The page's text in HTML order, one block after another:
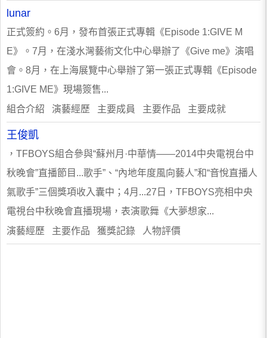
lunar
正式簽約。6月，發布首張正式專輯《Episode 1:GIVE M
E》。7月，在淺水灣藝術文化中心舉辦了《Give me》演唱
會。8月，在上海展覽中心舉辦了第一張正式專輯《Episode
1:GIVE ME》現場簽售...
組合介紹 演藝經歷 主要成員 主要作品 主要成就
王俊凱
，TFBOYS組合參與“蘇州月·中華情——2014中央電視台中
秋晚會”直播節目...歌手”、“內地年度風向藝人”和“音悅直播人
氣歌手”三個獎項收入囊中；4月...27日，TFBOYS亮相中央
電視台中秋晚會直播現場，表演歌舞《大夢想家...
演藝經歷 主要作品 獲獎記錄 人物評價